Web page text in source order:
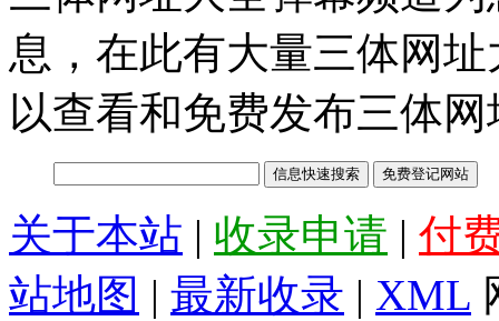
息，在此有大量三体网
以查看和免费发布三体
关于本站 | 收录申请 | 付
站地图 | 最新收录 | XML